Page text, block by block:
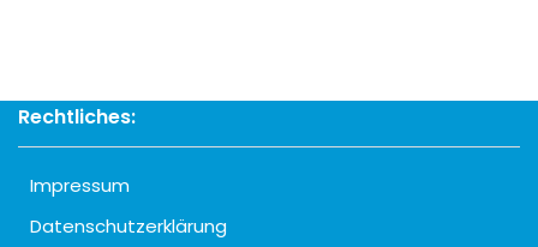
Rechtliches:
Impressum
Datenschutzerklärung